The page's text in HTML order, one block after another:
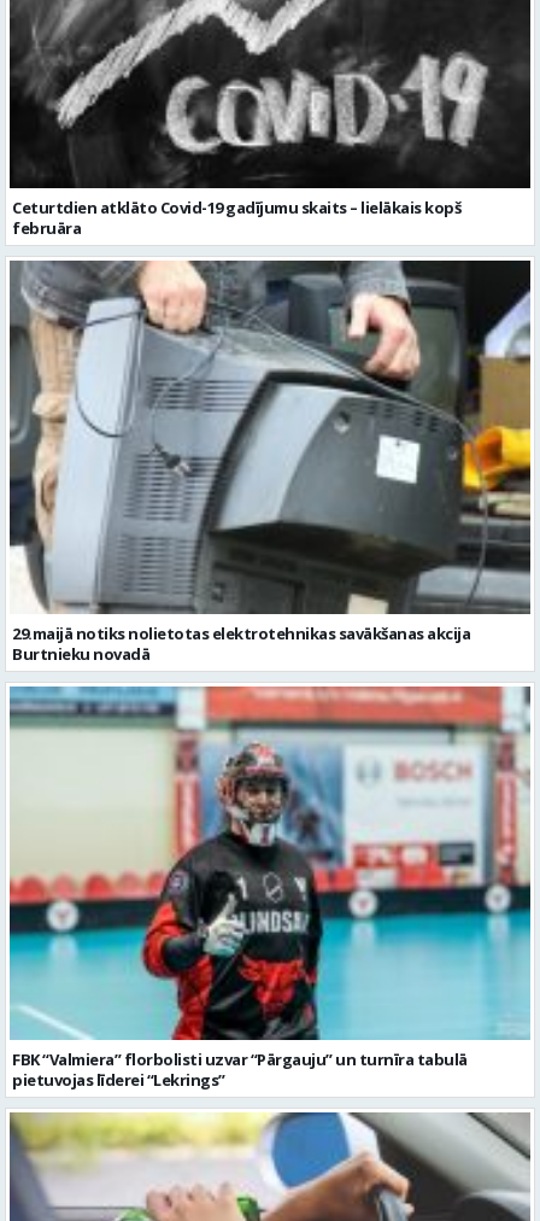
Ceturtdien atklāto Covid-19 gadījumu skaits – lielākais kopš
februāra
29.maijā notiks nolietotas elektrotehnikas savākšanas akcija
Burtnieku novadā
FBK “Valmiera” florbolisti uzvar “Pārgauju” un turnīra tabulā
pietuvojas līderei “Lekrings”